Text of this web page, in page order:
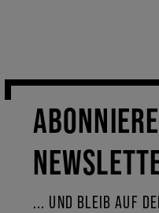
... UND BLEIB AUF